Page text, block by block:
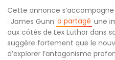
Cette annonce
: James Gunn a partagé une
aux côtés de Lex Luthor dans
suggère fortement que le
d’explorer l’antagonisme